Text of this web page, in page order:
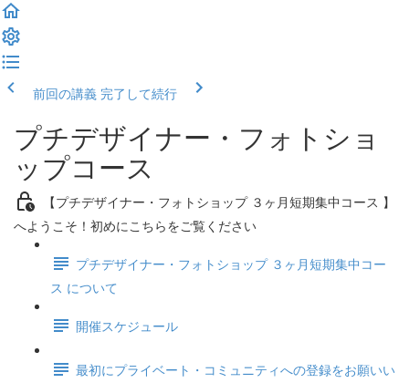
前回の講義 完了して続行
プチデザイナー・フォトショ
ップコース
【プチデザイナー・フォトショップ ３ヶ月短期集中コース 】
へようこそ！初めにこちらをご覧ください
プチデザイナー・フォトショップ ３ヶ月短期集中コー
ス について
開催スケジュール
最初にプライベート・コミュニティへの登録をお願いい